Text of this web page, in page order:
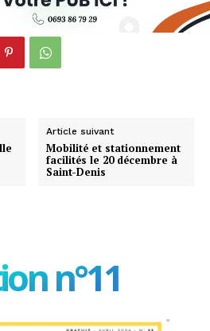
Article suivant
Mobilité et stationnement
facilités le 20 décembre à
Saint-Denis
n°11